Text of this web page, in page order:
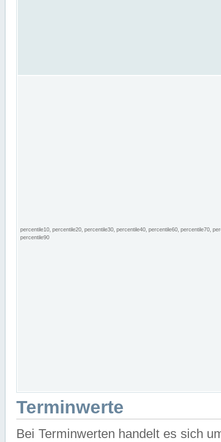
percentile10, percentile20, percentile30, percentile40, percentile60, percentile70,
percentile90
Terminwerte
Bei Terminwerten handelt es sich